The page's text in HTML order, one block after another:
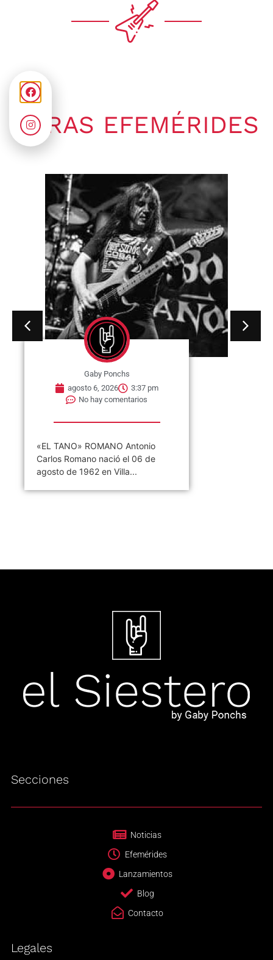
OTRAS EFEMÉRIDES
Gaby Ponchs
agosto 6, 2026
3:37 pm
No hay comentarios
«EL TANO» ROMANO Antonio
Carlos Romano nació el 06 de
agosto de 1962 en Villa...
Secciones
Noticias
Efemérides
Lanzamientos
Blog
Contacto
Legales